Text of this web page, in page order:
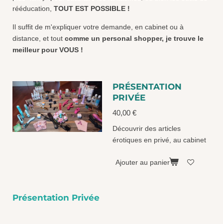
rééducation, TOUT EST POSSIBLE !
Il suffit de m'expliquer votre demande, en cabinet ou à
distance, et tout comme un personal shopper, je trouve le
meilleur pour VOUS !
PRÉSENTATION
PRIVÉE
40,00 €
Découvrir des articles
érotiques en privé, au cabinet
Ajouter au panier
Présentation Privée